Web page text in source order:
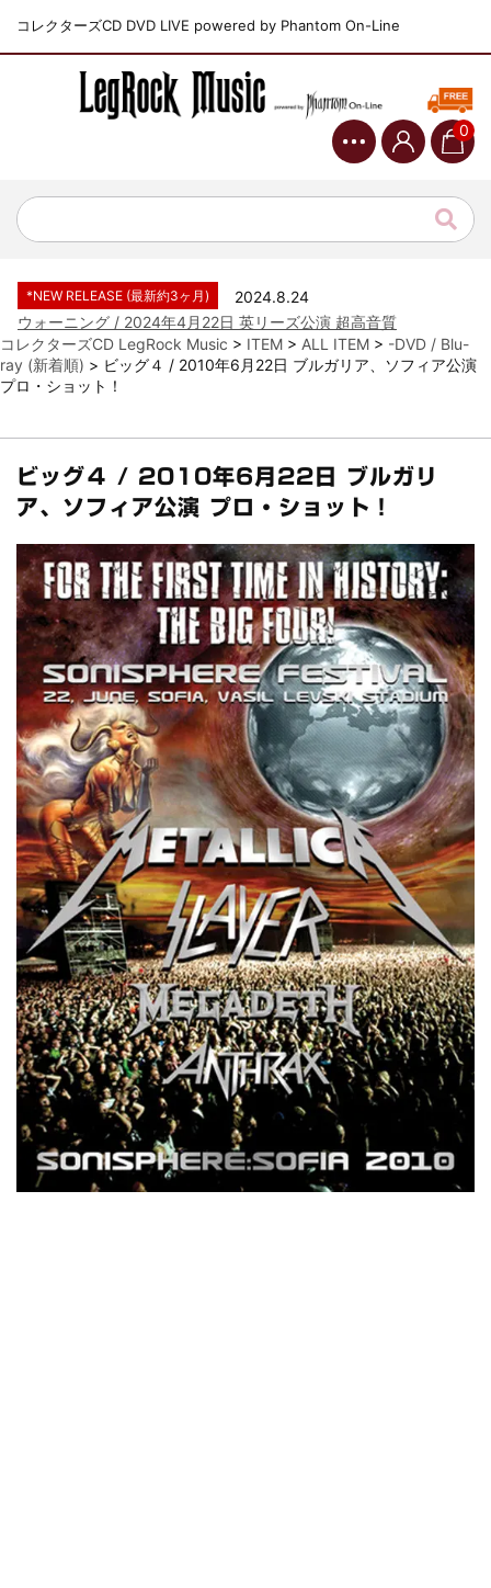
コレクターズCD DVD LIVE powered by Phantom On-Line
0
ジャーニー / 1979年5月8+9日 コロラド州 2公演 SBD 完全収録！
*NEW RELEASE (最新約3ヶ月)
2024.11.9
*NEW RELEASE (最新約3ヶ月)
2024.8.24
ウォーニング / 2024年4月22日 英リーズ公演 超高音質
IEM+Aud！
*NEW RELEASE (最新約3ヶ月)
2024.6.24
ビリー・ジョエル / 2024年3月24日 100Aniv. 米M.S.G公演 完全
リアム・ギャラガー / 2024年6月3日 カーディフ公演 IEM/AUD 完
全収録！
*NEW RELEASE (最新約3ヶ月)
2024.6.24
スコーピオンズ / 2024年6月15日 リスボン公演 FHD 完全収録！
*NEW RELEASE (最新約3ヶ月)
2024.6.20
マネスキン / 2024年6月9日 ドイツ ROCK AM RING 公演 FHD 完
全収録！
*NEW RELEASE (最新約3ヶ月)
2024.6.9
リアム・ギャラガー / 2024年6月1日 英国シェフィールド公演 完
全収録！
*NEW RELEASE (最新約3ヶ月)
2024.6.9
メガデス / 2023年8月4日 ドイツ W.O.A. 公演 FHD 完全収録！
*NEW RELEASE (最新約3ヶ月)
2024.6.9
ユーライア・ヒープ / 2023年8月3日 ドイツ W.O.A. 公演 FHD 完
全収録！
*NEW RELEASE (最新約3ヶ月)
2024.6.9
ジャーニー / 1979年5月8+9日 コロラド州 2公演 SBD 完全収録！
*NEW RELEASE (最新約3ヶ月)
2024.11.9
NGHFB / 2024年7月28日 フジロック’24公演 超高音質AI-SBD！
*NEW RELEASE (最新約3ヶ月)
2024.8.24
ウォーニング / 2024年4月22日 英リーズ公演 超高音質
IEM+Aud！
*NEW RELEASE (最新約3ヶ月)
2024.6.24
ビリー・ジョエル / 2024年3月24日 100Aniv. 米M.S.G公演 完全
収録！
*NEW RELEASE (最新約3ヶ月)
2024.6.24
リアム・ギャラガー / 2024年6月3日 カーディフ公演 IEM/AUD 完
全収録！
*NEW RELEASE (最新約3ヶ月)
2024.6.24
コレクターズCD LegRock Music > ITEM > ALL ITEM > -DVD / Blu-
ray (新着順) > ビッグ４ / 2010年6月22日 ブルガリア、ソフィア公演
プロ・ショット！
ビッグ４ / 2010年6月22日 ブルガリ
ア、ソフィア公演 プロ・ショット！